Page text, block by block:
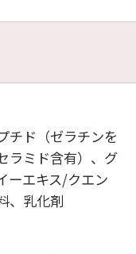
チド（ゼラチンを
ラミド含有）、グ
ーエキス/クエン
、乳化剤